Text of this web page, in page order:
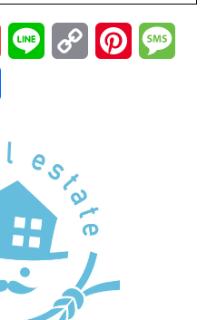
Gmail Line
Copy
Link
Pinterest